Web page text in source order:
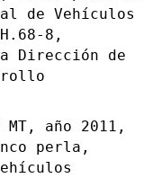
de Vehículos
8,
Dirección de
año 2011,
perla,